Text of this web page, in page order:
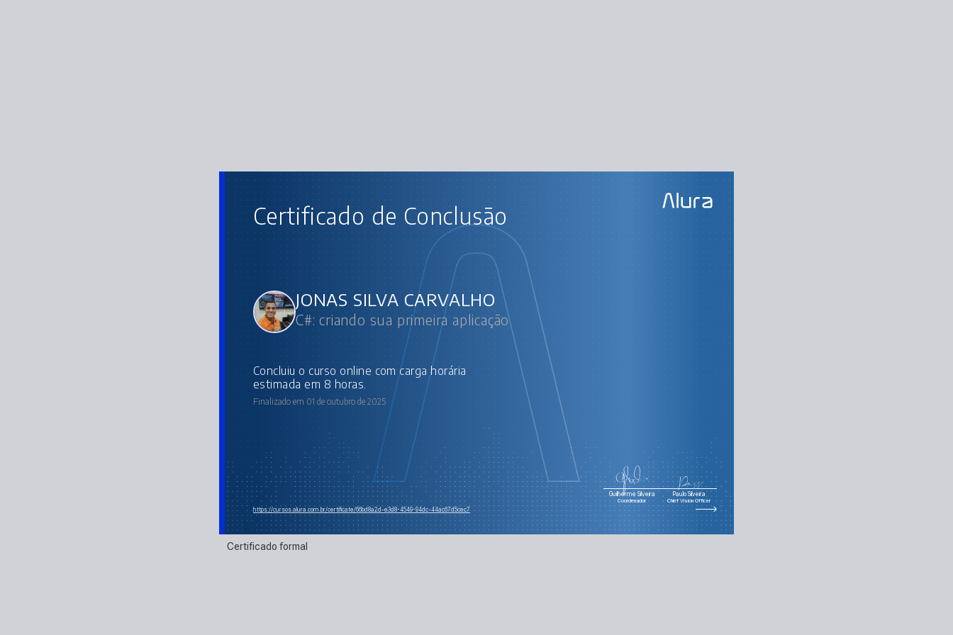
Certificado de Conclusão
JONAS SILVA CARVALHO
C#: criando sua primeira aplicação
concluiu o curso online com carga horária
estimada em 8 horas.
Finalizado em 01 de outubro de 2025
Guilherme Silveira
Coordenador
Paulo Silveira
Chief Vision Officer
https://cursos.alura.com.br/certificate/66bd8a2d-e3d8-4549-94dc-44ac67d5cec7
AULAS DO CURSO
C#: criando sua primeira aplicação
Tipos e funções no C#
Listas e loops no C#
Certificado formal